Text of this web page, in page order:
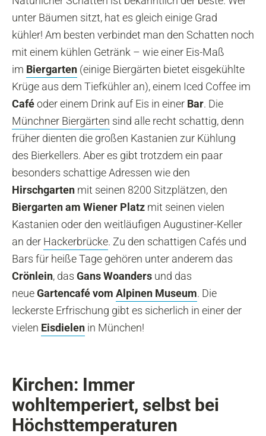
unter Bäumen sitzt, hat es gleich einige Grad
kühler! Am besten verbindet man den Schatten noch
mit einem kühlen Getränk – wie einer Eis-Maß
im Biergarten (einige Biergärten bietet eisgekühlte
Krüge aus dem Tiefkühler an), einem Iced Coffee im
Caféoder einem Drink auf Eis in einer Bar. Die
Münchner Biergärten sind alle recht schattig, denn
früher dienten die großen Kastanien zur Kühlung
des Bierkellers. Aber es gibt trotzdem ein paar
besonders schattige Adressen wie den
Hirschgarten mit seinen 8200 Sitzplätzen, den
Biergarten am Wiener Platz mit seinen vielen
Kastanien oder den weitläufigen Augustiner-Keller
an der Hackerbrücke. Zu den schattigen Cafés und
Bars für heiße Tage gehören unter anderem das
Crönlein, das Gans Woanders und das
neueGartencafé vom Alpinen Museum. Die
leckerste Erfrischung gibt es sicherlich in einer der
vielen Eisdielen in München!
Kirchen: Immer
wohltemperiert, selbst bei
Höchsttemperaturen